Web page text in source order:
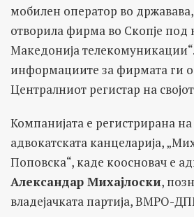
мобилен оператор во
отворила фирма во Скопје под
Македонија
информациите за фирмата ги
Централниот регистар на својот
Компанијата е регистрирана
адвокатската канцеларија,
Поповска“, каде коосновач е
Александар Михајлоски,
владејачката партија, ВМРО-